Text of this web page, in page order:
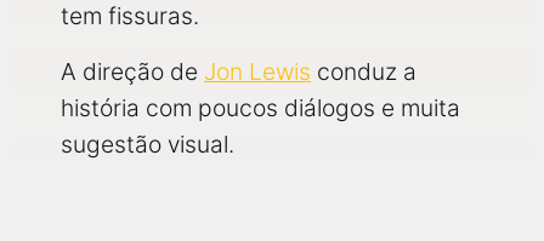
tem fissuras.
A direção de Jon Lewis conduz a
história com poucos diálogos e muita
sugestão visual.